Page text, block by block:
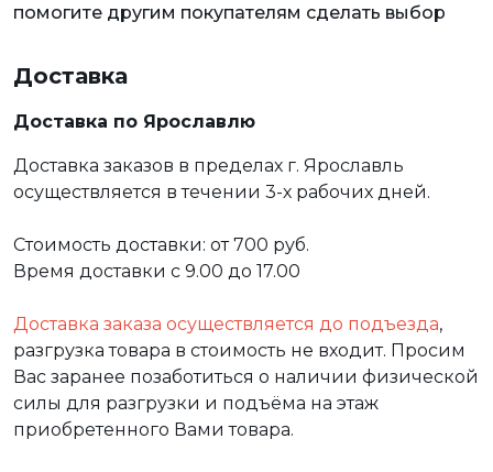
помогите другим покупателям сделать выбор
Доставка
Доставка по Ярославлю
Доставка заказов в пределах г. Ярославль
осуществляется в течении 3-х рабочих дней.
Стоимость доставки: от 700 руб.
Время доставки с 9.00 до 17.00
Доставка заказа осуществляется до подъезда,
разгрузка товара в стоимость не входит. Просим
Вас заранее позаботиться о наличии физической
силы для разгрузки и подъёма на этаж
приобретенного Вами товара.